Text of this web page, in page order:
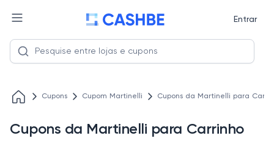
Entrar
Cupons Cupom Martinelli Cupons da Martinelli para
Cupons da Martinelli para Carrinho